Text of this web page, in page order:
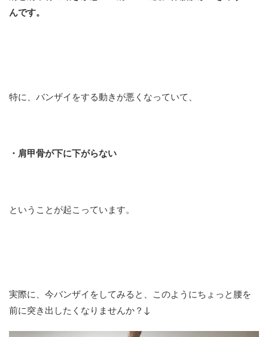
んです。
特に、バンザイをする動きが悪くなっていて、
・肩甲骨が下に下がらない
ということが起こっています。
実際に、今バンザイをしてみると、このようにちょっと腰を
前に突き出したくなりませんか？↓